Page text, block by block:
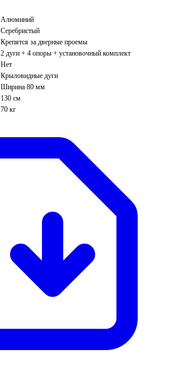
Алюминий
Серебристый
Крепятся за дверные проемы
2 дуги + 4 опоры + установочный комплект
Нет
Крыловидные дуги
Ширина 80 мм
130 см
70 кг